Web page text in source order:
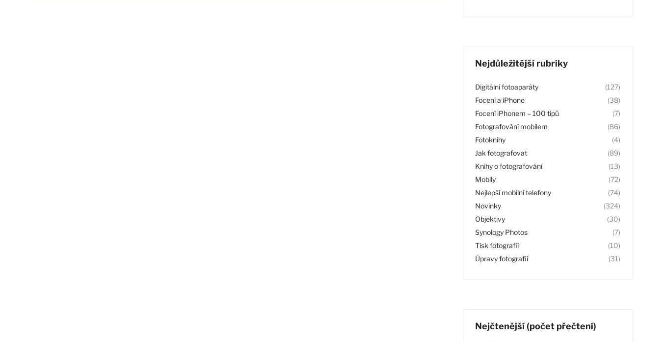
Nejdůležitější rubriky
Digitální fotoaparáty
(127)
Focení a iPhone
(38)
Focení iPhonem – 100 tipů
(7)
Fotografování mobilem
(86)
Fotoknihy
(4)
Jak fotografovat
(89)
Knihy o fotografování
(13)
Mobily
(72)
Nejlepší mobilní telefony
(74)
Novinky
(324)
Objektivy
(30)
Synology Photos
(7)
Tisk fotografií
(10)
Úpravy fotografií
(31)
Nejčtenější (počet přečtení)